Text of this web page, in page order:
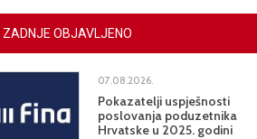
ZADNJE OBJAVLJENO
07.08.2026.
Pokazatelji uspješnosti
poslovanja poduzetnika
Hrvatske u 2025. godini